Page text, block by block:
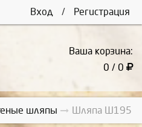
Вход / Регистрация
Ваша корзина:
0 / 0
шляпы Шляпа Ш195